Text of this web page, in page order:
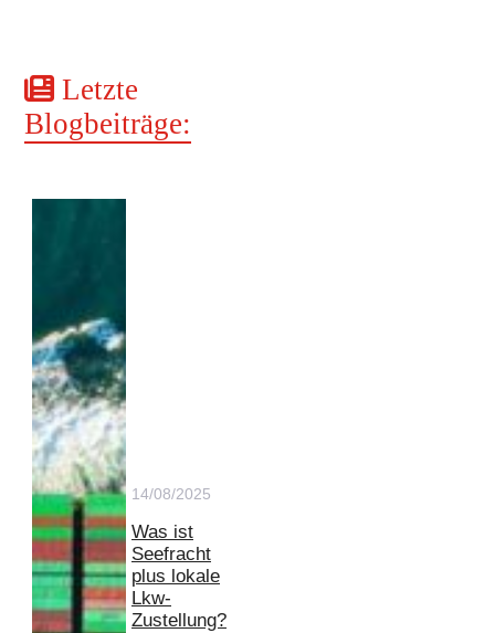
Letzte
Blogbeiträge:
14/08/2025
Was ist
Seefracht
plus lokale
Lkw-
Zustellung?